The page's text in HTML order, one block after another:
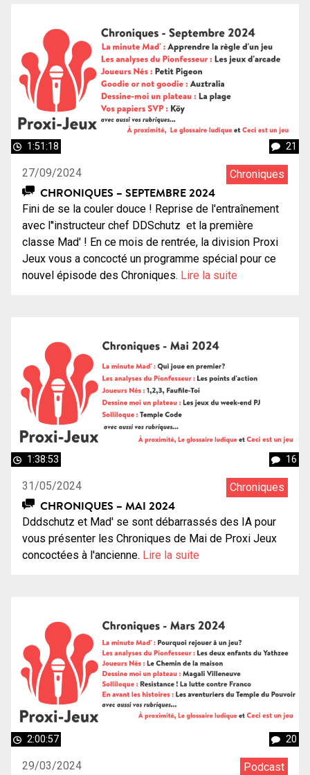
1:51:18 21
27/09/2024 Chroniques
CHRONIQUES – SEPTEMBRE 2024
Fini de se la couler douce ! Reprise de l'entraînement
avec l''instructeur chef DDSchutz et la première
classe Mad' ! En ce mois de rentrée, la division Proxi
Jeux vous a concocté un programme spécial pour ce
nouvel épisode des Chroniques. Lire la suite
1:38:53 16
31/05/2024 Chroniques
CHRONIQUES – MAI 2024
Dddschutz et Mad' se sont débarrassés des IA pour
vous présenter les Chroniques de Mai de Proxi Jeux
concoctées à l'ancienne. Lire la suite
2:00:57 20
29/03/2024 Podcast